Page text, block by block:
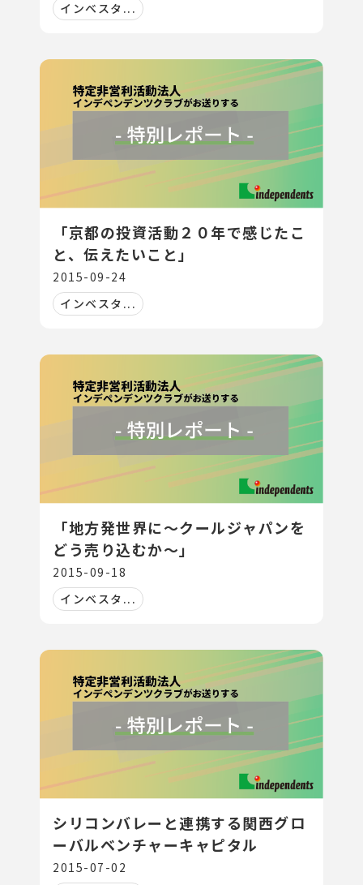
インベスタ...
「京都の投資活動２０年で感じたこ
と、伝えたいこと」
2015-09-24
インベスタ...
「地方発世界に～クールジャパンを
どう売り込むか～」
2015-09-18
インベスタ...
シリコンバレーと連携する関西グロ
ーバルベンチャーキャピタル
2015-07-02